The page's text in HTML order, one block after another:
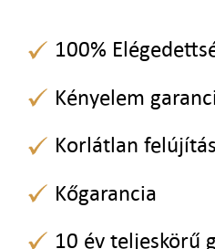
100%
Kényelem
Korlátlan
Kőgarancia
10 év teljeskörű